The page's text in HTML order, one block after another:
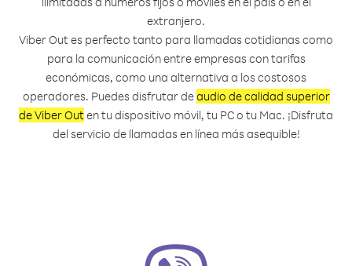
extranjero.
Viber Out es perfecto tanto para llamadas cotidianas como
para la comunicación entre empresas con tarifas
económicas, como una alternativa a los costosos
operadores. Puedes disfrutar deaudio de calidad superior
de Viber Outen tu dispositivo móvil, tu PC o tu Mac. ¡Disfruta
del servicio de llamadas en línea más asequible!